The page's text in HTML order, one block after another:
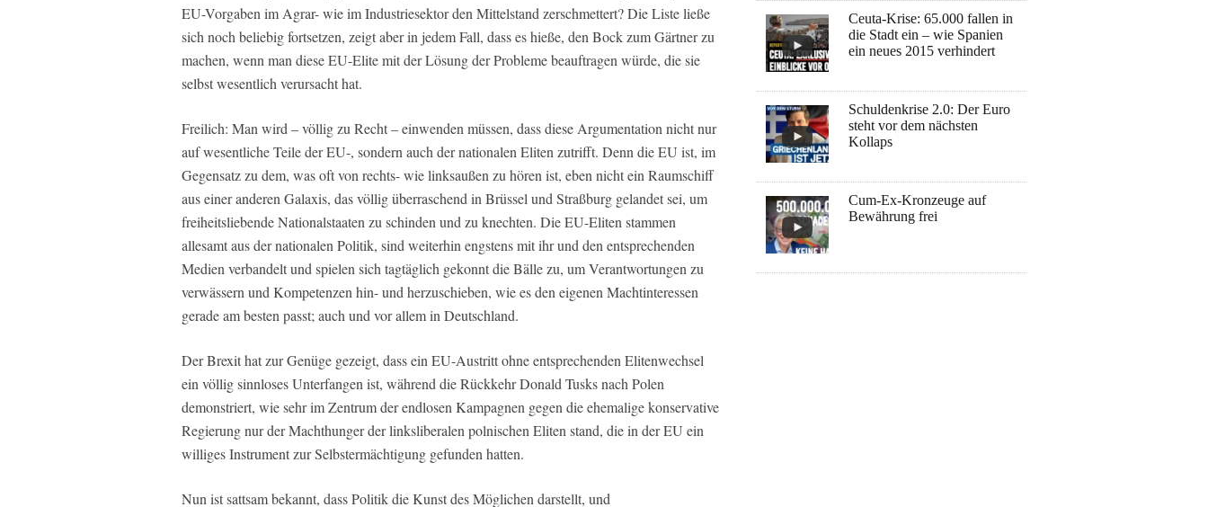
EU-Vorgaben im Agrar- wie im Industriesektor den Mittelstand zerschmettert? Die Liste ließe
sich noch beliebig fortsetzen, zeigt aber in jedem Fall, dass es hieße, den Bock zum Gärtner zu
machen, wenn man diese EU-Elite mit der Lösung der Probleme beauftragen würde, die sie
selbst wesentlich verursacht hat.
Freilich: Man wird – völlig zu Recht – einwenden müssen, dass diese Argumentation nicht nur
auf wesentliche Teile der EU-, sondern auch der nationalen Eliten zutrifft. Denn die EU ist, im
Gegensatz zu dem, was oft von rechts- wie linksaußen zu hören ist, eben nicht ein Raumschiff
aus einer anderen Galaxis, das völlig überraschend in Brüssel und Straßburg gelandet sei, um
freiheitsliebende Nationalstaaten zu schinden und zu knechten. Die EU-Eliten stammen
allesamt aus der nationalen Politik, sind weiterhin engstens mit ihr und den entsprechenden
Medien verbandelt und spielen sich tagtäglich gekonnt die Bälle zu, um Verantwortungen zu
verwässern und Kompetenzen hin- und herzuschieben, wie es den eigenen Machtinteressen
gerade am besten passt; auch und vor allem in Deutschland.
Der Brexit hat zur Genüge gezeigt, dass ein EU-Austritt ohne entsprechenden Elitenwechsel
ein völlig sinnloses Unterfangen ist, während die Rückkehr Donald Tusks nach Polen
demonstriert, wie sehr im Zentrum der endlosen Kampagnen gegen die ehemalige konservative
Regierung nur der Machthunger der linksliberalen polnischen Eliten stand, die in der EU ein
williges Instrument zur Selbstermächtigung gefunden hatten.
Nun ist sattsam bekannt, dass Politik die Kunst des Möglichen darstellt, und
Ceuta-Krise: 65.000 fallen in
die Stadt ein – wie Spanien
ein neues 2015 verhindert
Schuldenkrise 2.0: Der Euro
steht vor dem nächsten
Kollaps
Cum-Ex-Kronzeuge auf
Bewährung frei